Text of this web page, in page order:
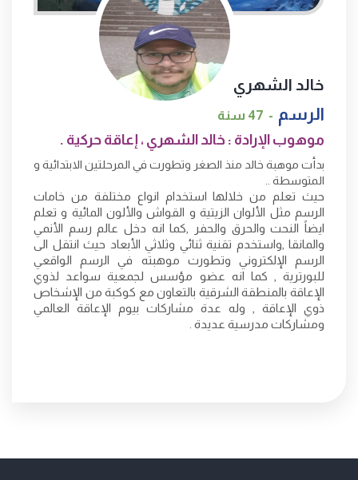
خالد الشهري
الرسم 47 سنة
موهوب الإرادة : خالد الشهري ، إعاقة حركية .
بدأت موهبة خالد منذ الصغر وتطورت في المرحلتين الابتدائية و
المتوسطة ..
حيث تعلم من خلالها استخدام انواع مختلفة من خامات
الرسم مثل الألوان الزيتية و القواش والألون المائية و تعلم
ايضاً النحت والحرق والحفر ,كما انه دخل عالم رسم الأنمي
والمانقا ,واستخدم تقنية ثنائي وثلاثي الأبعاد حيث انتقل الى
الرسم الإلكتروني وتطورت موهبته في الرسم الواقعي
للبورترية , كما انه عضو مؤسس لجمعية سواعد لذوي
الإعاقة بالمنطقة الشرقية بالتعاون مع كوكبة من الإشخاص
ذوي الإعاقة , وله عدة مشاركات بيوم الإعاقة العالمي
ومشاركات مدرسية عديدة .